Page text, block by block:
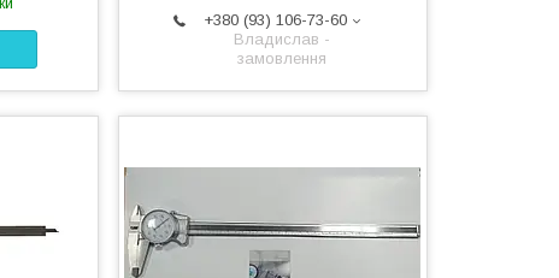
+380 (93) 106-73-60
Владислав -
замовлення